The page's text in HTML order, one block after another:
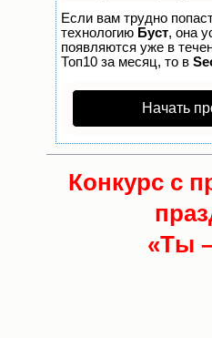
Если вам трудно
технологию Буст, она
появляются уже в
Топ10 за месяц, то в
Начать
Конкурс с
«Ты